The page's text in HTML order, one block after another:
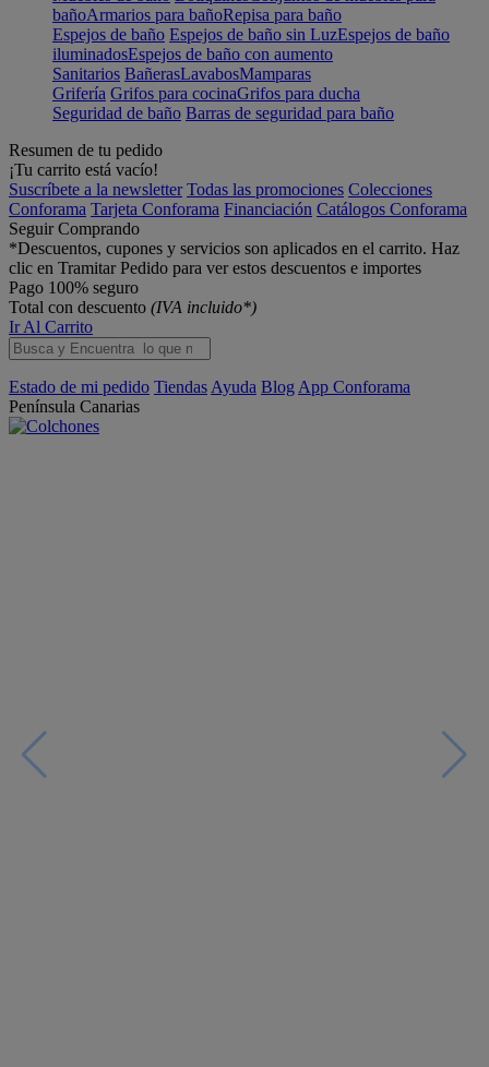
bañoArmarios para bañoRepisa para baño
Espejos de baño Espejos de baño sin LuzEspejos de baño
iluminadosEspejos de baño con aumento
Sanitarios BañerasLavabosMamparas
Grifería Grifos para cocinaGrifos para ducha
Seguridad de baño Barras de seguridad para baño
Resumen de tu pedido
¡Tu carrito está vacío!
Suscríbete a la newsletter Todas las promociones Colecciones
Conforama Tarjeta Conforama Financiación Catálogos Conforama
Seguir Comprando
*Descuentos, cupones y servicios son aplicados en el carrito. Haz
clic en Tramitar Pedido para ver estos descuentos e importes
Pago 100% seguro
Total con descuento (IVA incluido*)
Ir Al Carrito
Estado de mi pedido Tiendas Ayuda Blog App Conforama
Península Canarias